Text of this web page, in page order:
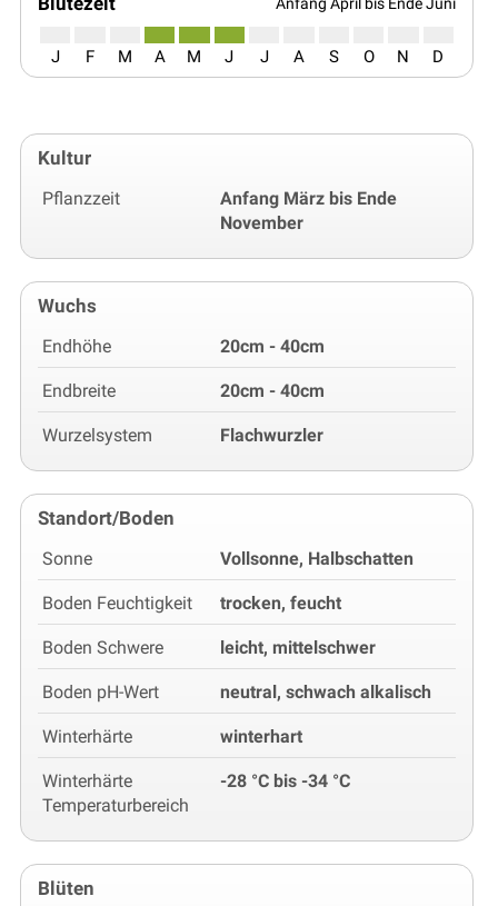
J F M A M J J A S O N D
Kultur
Pflanzzeit
Anfang März bis Ende
November
Wuchs
Endhöhe 20cm - 40cm
Endbreite 20cm - 40cm
Wurzelsystem Flachwurzler
Standort/Boden
Sonne Vollsonne, Halbschatten
Boden Feuchtigkeit trocken, feucht
Boden Schwere leicht, mittelschwer
Boden pH-Wert neutral, schwach alkalisch
Winterhärte winterhart
Winterhärte
Temperaturbereich
-28 °C bis -34 °C
Blüten